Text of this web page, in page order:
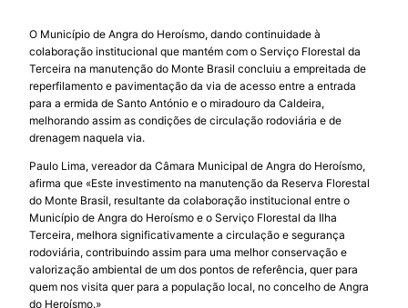
O Município de Angra do Heroísmo, dando continuidade à
colaboração institucional que mantém com o Serviço Florestal da
Terceira na manutenção do Monte Brasil concluiu a empreitada de
reperfilamento e pavimentação da via de acesso entre a entrada
para a ermida de Santo António e o miradouro da Caldeira,
melhorando assim as condições de circulação rodoviária e de
drenagem naquela via.
Paulo Lima, vereador da Câmara Municipal de Angra do Heroísmo,
afirma que «Este investimento na manutenção da Reserva Florestal
do Monte Brasil, resultante da colaboração institucional entre o
Município de Angra do Heroísmo e o Serviço Florestal da Ilha
Terceira, melhora significativamente a circulação e segurança
rodoviária, contribuindo assim para uma melhor conservação e
valorização ambiental de um dos pontos de referência, quer para
quem nos visita quer para a população local, no concelho de Angra
do Heroísmo.»